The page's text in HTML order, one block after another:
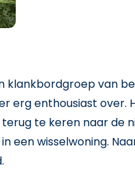
klankbordgroep van
erg enthousiast over.
te keren naar de
een wisselwoning.